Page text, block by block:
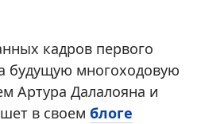
кадров первого
будущую многоходовую
Артура Далалояна и
в своем блоге